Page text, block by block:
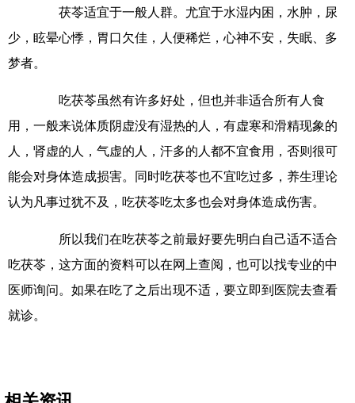
茯苓适宜于一般人群。尤宜于水湿内困，水肿，尿
少，眩晕心悸，胃口欠佳，人便稀烂，心神不安，失眠、多
梦者。
吃茯苓虽然有许多好处，但也并非适合所有人食
用，一般来说体质阴虚没有湿热的人，有虚寒和滑精现象的
人，肾虚的人，气虚的人，汗多的人都不宜食用，否则很可
能会对身体造成损害。同时吃茯苓也不宜吃过多，养生理论
认为凡事过犹不及，吃茯苓吃太多也会对身体造成伤害。
所以我们在吃茯苓之前最好要先明白自己适不适合
吃茯苓，这方面的资料可以在网上查阅，也可以找专业的中
医师询问。如果在吃了之后出现不适，要立即到医院去查看
就诊。